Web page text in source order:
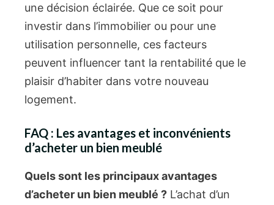
une décision éclairée. Que ce soit pour
investir dans l’immobilier ou pour une
utilisation personnelle, ces facteurs
peuvent influencer tant la rentabilité que le
plaisir d’habiter dans votre nouveau
logement.
FAQ : Les avantages et inconvénients
d’acheter un bien meublé
Quels sont les principaux avantages
d’acheter un bien meublé ? L’achat d’un